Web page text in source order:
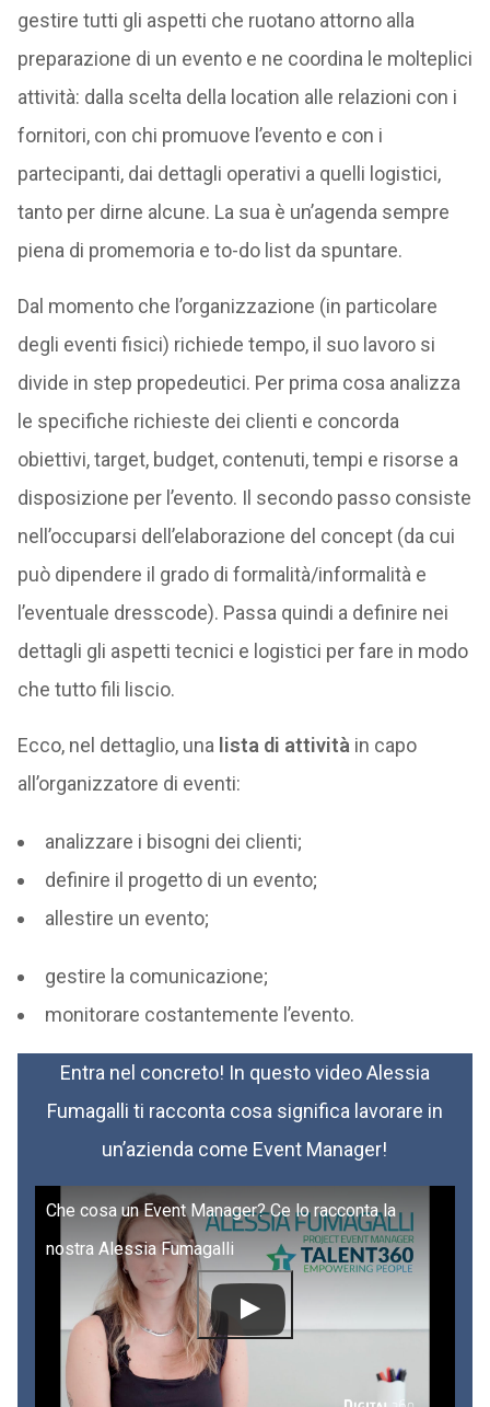
gestire tutti gli aspetti che ruotano attorno alla
preparazione di un evento e ne coordina le molteplici
attività: dalla scelta della location alle relazioni con i
fornitori, con chi promuove l’evento e con i
partecipanti, dai dettagli operativi a quelli logistici,
tanto per dirne alcune. La sua è un’agenda sempre
piena di promemoria e to-do list da spuntare.
Dal momento che l’organizzazione (in particolare
degli eventi fisici) richiede tempo, il suo lavoro si
divide in step propedeutici. Per prima cosa analizza
le specifiche richieste dei clienti e concorda
obiettivi, target, budget, contenuti, tempi e risorse a
disposizione per l’evento. Il secondo passo consiste
nell’occuparsi dell’elaborazione del concept (da cui
può dipendere il grado di formalità/informalità e
l’eventuale dresscode). Passa quindi a definire nei
dettagli gli aspetti tecnici e logistici per fare in modo
che tutto fili liscio.
Ecco, nel dettaglio, una lista di attività in capo
all’organizzatore di eventi:
analizzare i bisogni dei clienti;
definire il progetto di un evento;
allestire un evento;
gestire la comunicazione;
monitorare costantemente l’evento.
Entra nel concreto! In questo video Alessia
Fumagalli ti racconta cosa significa lavorare in
un’azienda come Event Manager!
Che cosa un Event Manager? Ce lo racconta la
nostra Alessia Fumagalli